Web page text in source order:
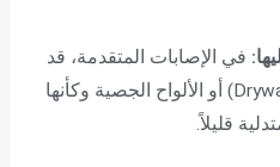
في الإصابات المتقدمة، قد
تبدو الجدران الجافة (Drywall) أو الألواح الجصية وكأنها
قليلاً.